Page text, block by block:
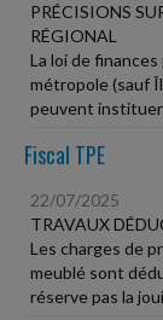
PRÉCISIONS
RÉGIONAL
La loi de
métropole (sauf
peuvent
Fiscal TPE
22/07/2025
TRAVAUX
Les charges de
meublé sont
réserve pas la